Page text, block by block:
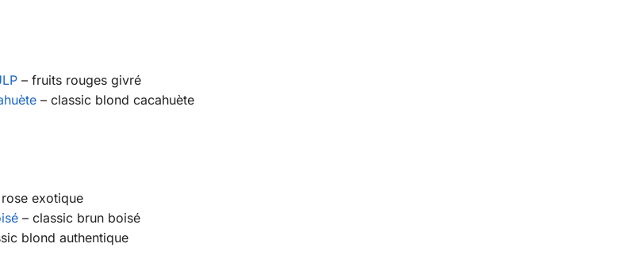
– fruits rouges givré
– classic blond cacahuète
exotique
– classic brun boisé
blond authentique